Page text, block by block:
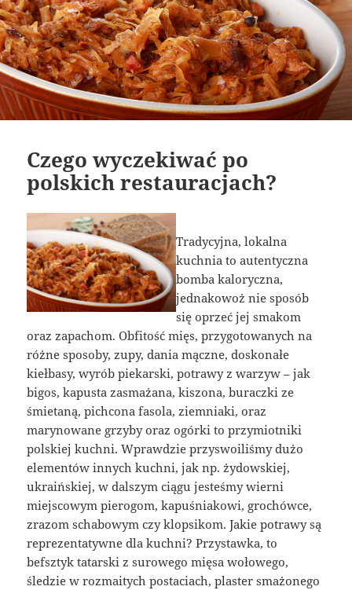
Czego wyczekiwać po
polskich restauracjach?
Tradycyjna, lokalna
kuchnia to autentyczna
bomba kaloryczna,
jednakowoż nie sposób
się oprzeć jej smakom
oraz zapachom. Obfitość mięs, przygotowanych na
różne sposoby, zupy, dania mączne, doskonałe
kiełbasy, wyrób piekarski, potrawy z warzyw – jak
bigos, kapusta zasmażana, kiszona, buraczki ze
śmietaną, pichcona fasola, ziemniaki, oraz
marynowane grzyby oraz ogórki to przymiotniki
polskiej kuchni. Wprawdzie przyswoiliśmy dużo
elementów innych kuchni, jak np. żydowskiej,
ukraińskiej, w dalszym ciągu jesteśmy wierni
miejscowym pierogom, kapuśniakowi, grochówce,
zrazom schabowym czy klopsikom. Jakie potrawy są
reprezentatywne dla kuchni? Przystawka, to
befsztyk tatarski z surowego mięsa wołowego,
śledzie w rozmaitych postaciach, plaster smażonego